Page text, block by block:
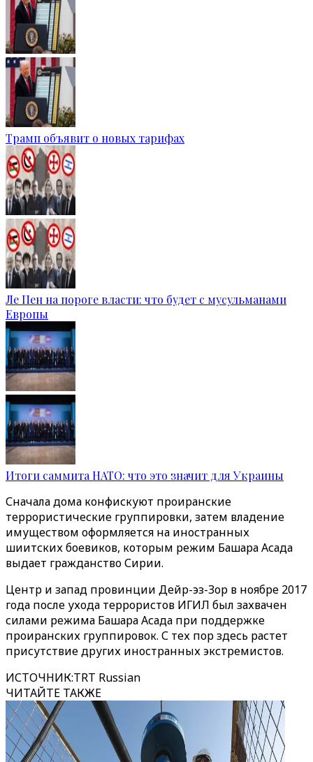
Трамп объявит о новых тарифах
Ле Пен на пороге власти: что будет с мусульманами
Европы
Итоги саммита НАТО: что это значит для Украины
Сначала дома конфискуют проиранские
террористические группировки, затем владение
имуществом оформляется на иностранных
шиитских боевиков, которым режим Башара Асада
выдает гражданство Сирии.
Центр и запад провинции Дейр-эз-Зор в ноябре 2017
года после ухода террористов ИГИЛ был захвачен
силами режима Башара Асада при поддержке
проиранских группировок. С тех пор здесь растет
присутствие других иностранных экстремистов.
ИСТОЧНИК:TRT Russian
ЧИТАЙТЕ ТАКЖЕ